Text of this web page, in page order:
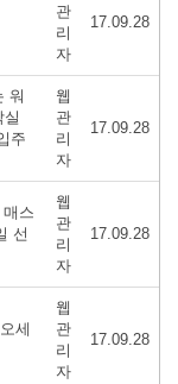
관
리
자
17.09.28
워
주
웹
관
리
자
17.09.28
스
선
웹
관
리
자
17.09.28
세
웹
관
리
자
17.09.28